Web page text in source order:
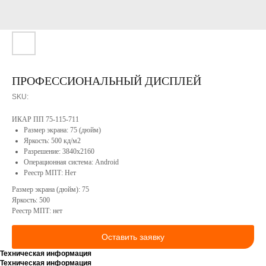
ПРОФЕССИОНАЛЬНЫЙ ДИСПЛЕЙ
SKU:
ИКАР ПП 75-115-711
Размер экрана: 75 (дюйм)
Яркость: 500 кд/м2
Разрешение: 3840x2160
Операционная система: Android
Реестр МПТ: Нет
Размер экрана (дюйм): 75
Яркость: 500
Реестр МПТ: нет
Оставить заявку
Техническая информация
Техническая информация
Вакансии
Сервисное
обслуживание
Минпромторга
РФ